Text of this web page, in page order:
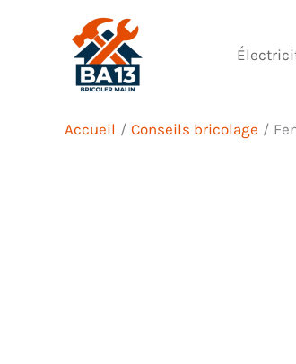
Accueil Conseils bricolage